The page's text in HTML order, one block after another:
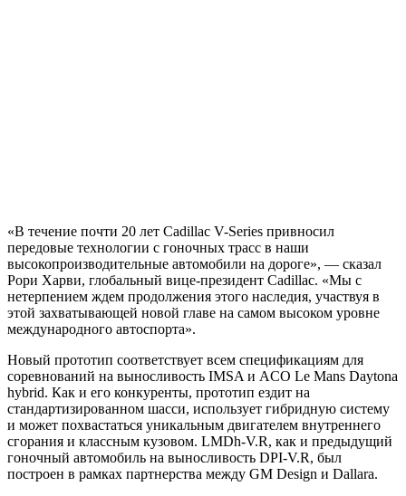
«В течение почти 20 лет Cadillac V-Series привносил
передовые технологии с гоночных трасс в наши
высокопроизводительные автомобили на дороге», — сказал
Рори Харви, глобальный вице-президент Cadillac. «Мы с
нетерпением ждем продолжения этого наследия, участвуя в
этой захватывающей новой главе на самом высоком уровне
международного автоспорта».
Новый прототип соответствует всем спецификациям для
соревнований на выносливость IMSA и ACO Le Mans Daytona
hybrid. Как и его конкуренты, прототип ездит на
стандартизированном шасси, использует гибридную систему
и может похвастаться уникальным двигателем внутреннего
сгорания и классным кузовом. LMDh-V.R, как и предыдущий
гоночный автомобиль на выносливость DPI-V.R, был
построен в рамках партнерства между GM Design и Dallara.